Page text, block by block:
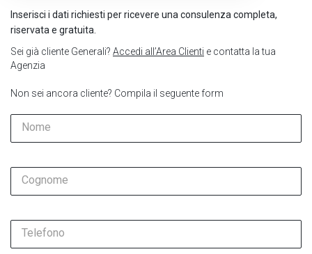
Inserisci i dati richiesti per ricevere una consulenza completa,
riservata e gratuita.
Sei già cliente Generali? Accedi all’Area Clienti e contatta la tua
Agenzia
Non sei ancora cliente? Compila il seguente form
Nome
Cognome
Telefono